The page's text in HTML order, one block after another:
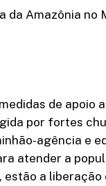
da Amazônia no
de apoio
por fortes
agência e
atender a
a liberação